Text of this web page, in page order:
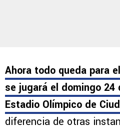
Ahora todo queda para
se jugará el domingo 24
Estadio Olímpico de
diferencia de otras